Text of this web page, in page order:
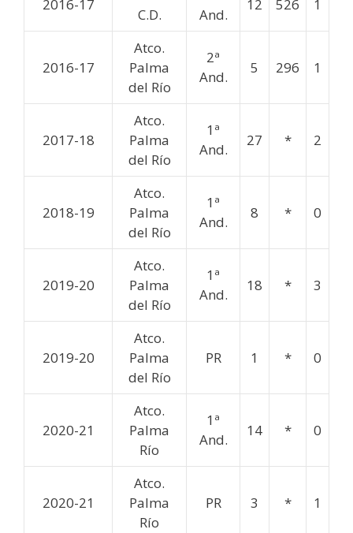
2016-17
C.D.
And.
12 526 1
2016-17
Atco.
Palma
del Río
2ª
And.
5 296 1
2017-18
Atco.
Palma
del Río
1ª
And.
27 * 2
2018-19
Atco.
Palma
del Río
1ª
And.
8 * 0
2019-20
Atco.
Palma
del Río
1ª
And.
18 * 3
2019-20
Atco.
Palma
del Río
PR 1 * 0
2020-21
Atco.
Palma
Río
1ª
And.
14 * 0
2020-21
Atco.
Palma
Río
PR 3 * 1